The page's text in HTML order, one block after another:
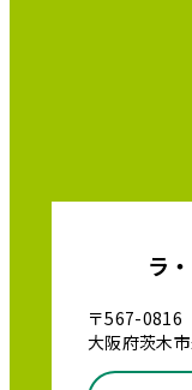
ラ
〒567-0816
大阪府茨木